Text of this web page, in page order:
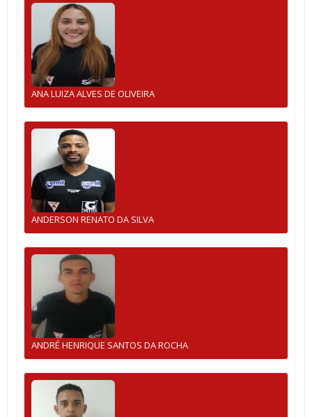
ANA LUIZA ALVES DE OLIVEIRA
ANDERSON RENATO DA SILVA
ANDRÉ HENRIQUE SANTOS DA ROCHA